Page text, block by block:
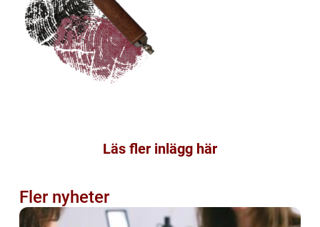
Läs fler inlägg här
Fler nyheter